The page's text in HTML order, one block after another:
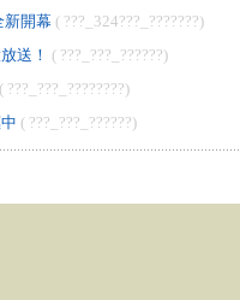
新開幕 ( ???_324???_???????)
送！ ( ???_???_??????)
( ???_???_????????)
( ???_???_??????)